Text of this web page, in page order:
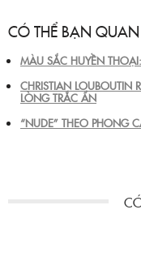
CÓ THỂ BẠN
MÀU SẮC HUYỀN
CHRISTIAN LOUBOUTIN
LÒNG TRẮC ẨN
“NUDE” THEO PHONG